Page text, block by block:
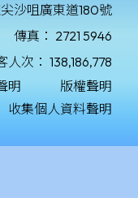
沙咀廣東道180號
傳真： 2721 5946
人次： 138,186,778
明
版權聲明
收集個人資料聲明